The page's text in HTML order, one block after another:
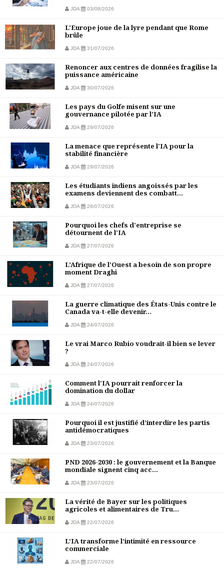
JDA 03/08/2026
L'Europe joue de la lyre pendant que Rome
brûle
JDA 31/07/2026
Renoncer aux centres de données fragilise la
puissance américaine
JDA 30/07/2026
Les pays du Golfe misent sur une
gouvernance pilotée par l’IA
JDA 29/07/2026
La menace que représente l'IA pour la
stabilité financière
JDA 29/07/2026
Les étudiants indiens angoissés par les
examens deviennent des combatt...
JDA 28/07/2026
Pourquoi les chefs d'entreprise se
détournent de l'IA
JDA 27/07/2026
L’Afrique de l’Ouest a besoin de son propre
moment Draghi
JDA 27/07/2026
La guerre climatique des États-Unis contre le
Canada va-t-elle devenir...
JDA 24/07/2026
Le vrai Marco Rubio voudrait-il bien se lever
?
JDA 24/07/2026
Comment l'IA pourrait renforcer la
domination du dollar
JDA 24/07/2026
Pourquoi il est justifié d’interdire les partis
antidémocratiques
JDA 23/07/2026
PND 2026-2030 : le gouvernement et la Banque
mondiale signent cinq acc...
JDA 23/07/2026
La vérité de Bayer sur les politiques
agricoles et alimentaires de Tru...
JDA 22/07/2026
L’IA transforme l’intimité en ressource
commerciale
JDA 22/07/2026